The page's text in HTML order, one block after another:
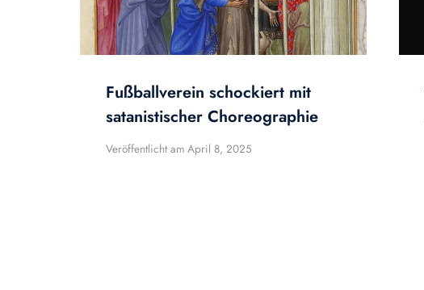
Fußballverein schockiert mit
satanistischer Choreographie
Veröffentlicht am April 8, 2025